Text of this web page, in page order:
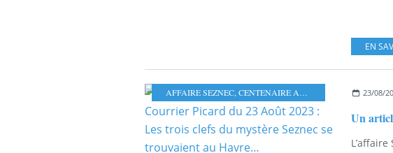
EN
AFFAIRE SEZNEC, CENTENAIRE AFFAIRE SEZNEC ,LE
23/08/